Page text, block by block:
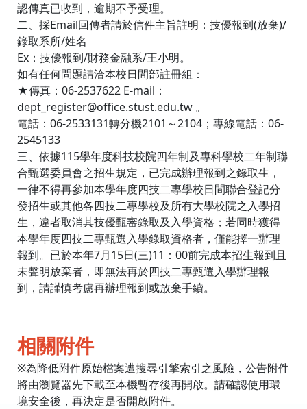
認傳真已收到，逾期不予受理。
二、採Email回傳者請於信件主旨註明：技優報到(放棄)/
錄取系所/姓名
Ex：技優報到/財務金融系/王小明。
如有任何問題請洽本校日間部註冊組：
★傳真：06-2537622 E-mail：
dept_register@office.stust.edu.tw 。
電話：06-2533131轉分機2101～2104；專線電話：06-
2545133
三、依據115學年度科技校院四年制及專科學校二年制聯
合甄選委員會之招生規定，已完成辦理報到之錄取生，
一律不得再參加本學年度四技二專學校日間聯合登記分
發招生或其他各四技二專學校及所有大學校院之入學招
生，違者取消其技優甄審錄取及入學資格；若同時獲得
本學年度四技二專甄選入學錄取資格者，僅能擇一辦理
報到。已於本年7月15日(三)11：00前完成本招生報到且
未聲明放棄者，即無法再於四技二專甄選入學辦理報
到，請謹慎考慮再辦理報到或放棄手續。
相關附件
※為降低附件原始檔案遭搜尋引擎索引之風險，公告附件
將由瀏覽器先下載至本機暫存後再開啟。請確認使用環
境安全後，再決定是否開啟附件。